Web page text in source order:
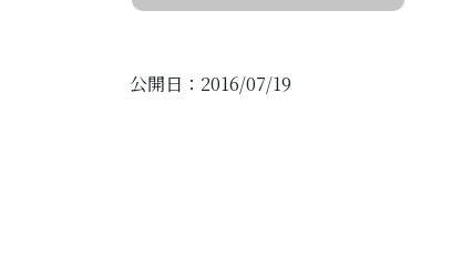
公開日：2016/07/19